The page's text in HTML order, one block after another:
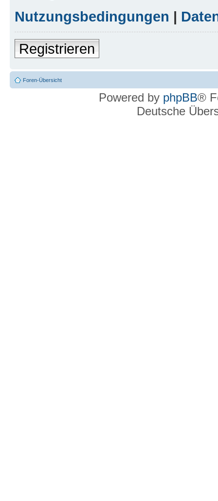
Nutzungsbedingungen |
Registrieren
Foren-Übersicht
Powered by phpBB®
Deutsche